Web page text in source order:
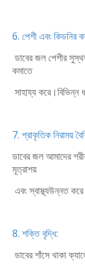
6. পেশী এবং কিডনির
ডাবের জল পেশীর
কমাতে
সাহায্য করে।বিভিন্ন
7. প্রাকৃতিক নিরাময়
ডাবের জল আমাদের
মূত্রাশয়
এবং স্বাস্থ্যউন্নত
8. শক্তি বৃদ্ধি:
ডাবের শাঁসে থাকা